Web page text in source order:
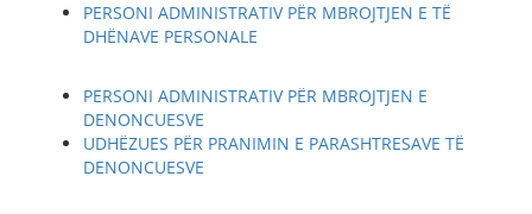
PERSONI ADMINISTRATIV PËR MBROJTJEN E TË
DHËNAVE PERSONALE
PERSONI ADMINISTRATIV PËR MBROJTJEN E
DENONCUESVE
UDHËZUES PËR PRANIMIN E PARASHTRESAVE TË
DENONCUESVE